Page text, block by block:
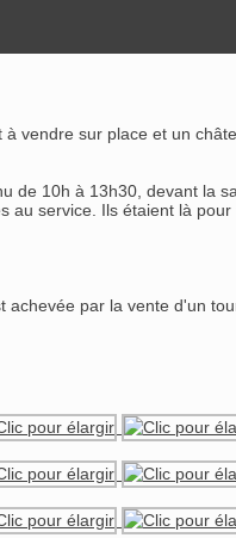
vendre sur place et un
de 10h à 13h30, devant la
service. Ils étaient là
par la vente d'un